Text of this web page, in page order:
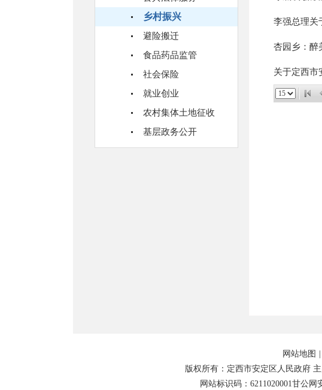
乡村振兴
避险搬迁
食品药品监管
社会保险
就业创业
农村集体土地征收
基层政务公开
李强总理关
杏园乡：醉
关于定西市
网站地图
版权所有：定西市安定区人民政府
网站标识码：6211020001甘公网